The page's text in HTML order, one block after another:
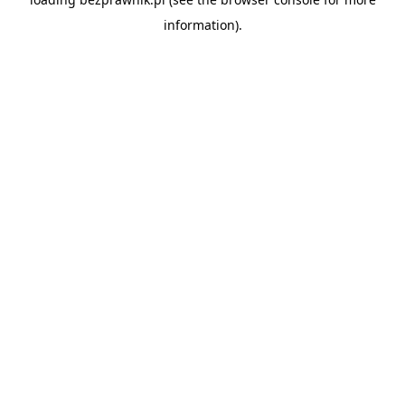
information).